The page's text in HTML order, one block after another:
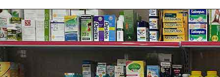
24 miếng kẹo Gum mỗi ngày.
Quy trình cai nghiện thuốc lá thành công với
Nicorette Fruit Chill Gum:
Tuần 1 đến tuần thứ 6: Hàng ngày cứ cách 1 – 2